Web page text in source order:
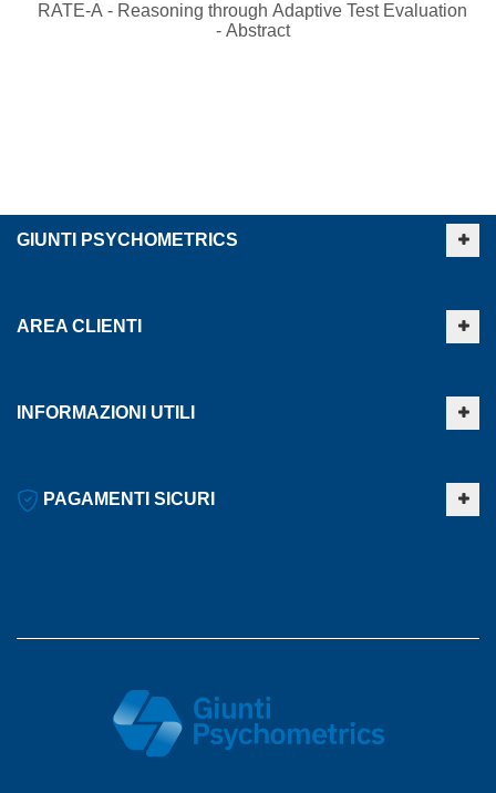
RATE-A - Reasoning through Adaptive Test Evaluation
- Abstract
GIUNTI PSYCHOMETRICS
AREA CLIENTI
INFORMAZIONI UTILI
PAGAMENTI SICURI